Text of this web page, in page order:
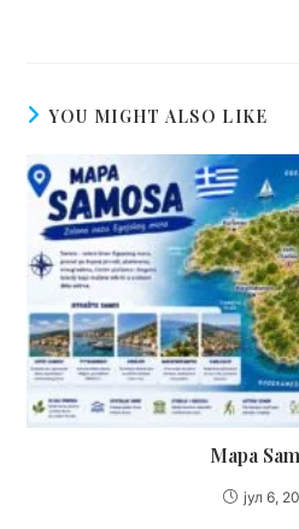
YOU MIGHT ALSO LIKE
Mapa
јул 6,